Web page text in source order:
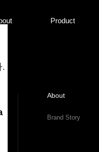
.
Product
About
Brand Story